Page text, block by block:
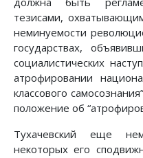
тезисами,
неминуемости
государствах,
социалистических
атрофировании
классового
положение об
Тухачевский еще
некоторых его